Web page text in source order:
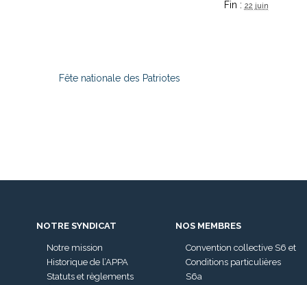
Fin : 22 juin
Fête nationale des Patriotes
NOTRE SYNDICAT
Notre mission
Historique de l’APPA
Statuts et règlements
NOS MEMBRES
Convention collective S6 et
Conditions particulières
S6a